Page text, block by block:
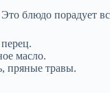
блюдо порадует
масло.
пряные травы.